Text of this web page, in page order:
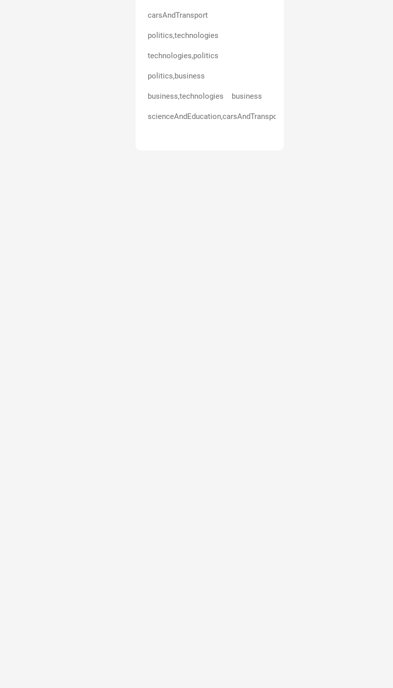
carsAndTransport
politics,technologies
technologies,politics
politics,business
business,technologies business
scienceAndEducation,carsAndTransport